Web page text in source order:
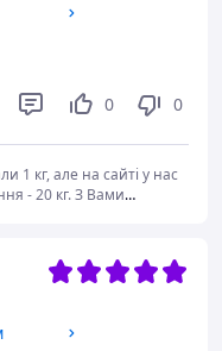
0 0
1 кг, але на сайті у нас
- 20 кг. З Вами